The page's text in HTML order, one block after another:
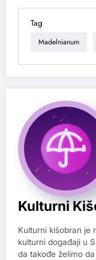
Tag
Madelnianum
Kulturni
Kulturni kišobran je
kulturni događaji u
da takođe želimo